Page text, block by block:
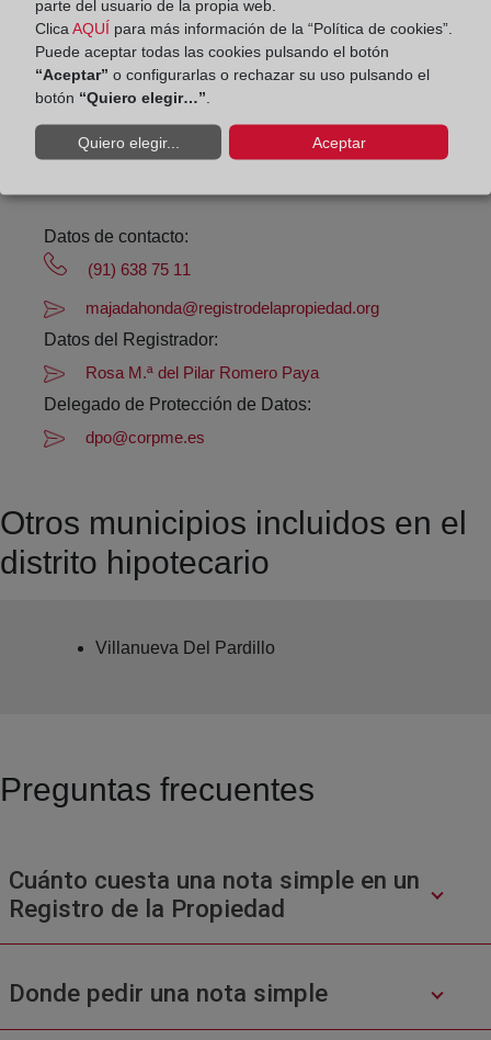
Avenida Reyes Católicos, 4 - 1º C, 28220
Horario:
De lunes a viernes de 09:00 a 17:00 horas
Agosto: De lunes a viernes de 09:00 a 14:00 horas
Los días 24 y 31 de diciembre de 09:00 a 14:00
Datos de contacto:
(91) 638 75 11
majadahonda@registrodelapropiedad.org
Datos del Registrador:
Rosa M.ª del Pilar Romero Paya
Delegado de Protección de Datos:
dpo@corpme.es
Otros municipios incluidos en el
distrito hipotecario
Villanueva Del Pardillo
Preguntas frecuentes
Cuánto cuesta una nota simple en un
Registro de la Propiedad
Donde pedir una nota simple
parte del usuario de la propia web.
Clica AQUÍ para más información de la “Política de cookies”.
Puede aceptar todas las cookies pulsando el botón
“Aceptar” o configurarlas o rechazar su uso pulsando el
botón “Quiero elegir…”
Quiero elegir... Aceptar